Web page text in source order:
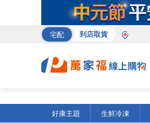
宅配 到店取貨
好康主題
生鮮冷凍